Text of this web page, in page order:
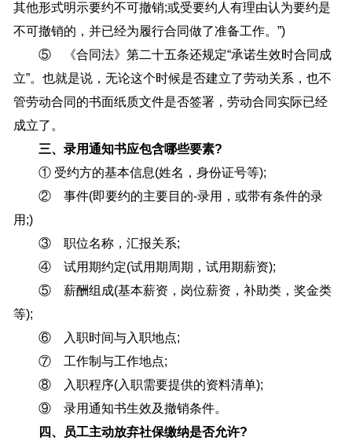
其他形式明示要约不可撤销;或受要约人有理由认为要约是
不可撤销的，并已经为履行合同做了准备工作。”)
⑤ 《合同法》第二十五条还规定“承诺生效时合同成
立”。也就是说，无论这个时候是否建立了劳动关系，也不
管劳动合同的书面纸质文件是否签署，劳动合同实际已经
成立了。
三、录用通知书应包含哪些要素?
① 受约方的基本信息(姓名，身份证号等);
② 事件(即要约的主要目的-录用，或带有条件的录
用;)
③ 职位名称，汇报关系;
④ 试用期约定(试用期周期，试用期薪资);
⑤ 薪酬组成(基本薪资，岗位薪资，补助类，奖金类
等);
⑥ 入职时间与入职地点;
⑦ 工作制与工作地点;
⑧ 入职程序(入职需要提供的资料清单);
⑨ 录用通知书生效及撤销条件。
四、员工主动放弃社保缴纳是否允许?